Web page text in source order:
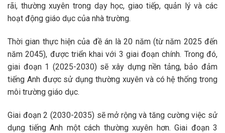
rãi, thường xuyên trong dạy học, giao tiếp, quản lý và các
hoạt động giáo dục của nhà trường.
Thời gian thực hiện của đề án là 20 năm (từ năm 2025 đến
năm 2045), được triển khai với 3 giai đoạn chính. Trong đó,
giai đoạn 1 (2025-2030) sẽ xây dựng nền tảng, bảo đảm
tiếng Anh được sử dụng thường xuyên và có hệ thống trong
môi trường giáo dục.
Giai đoạn 2 (2030-2035) sẽ mở rộng và tăng cường việc sử
dụng tiếng Anh một cách thường xuyên hơn. Giai đoạn 3